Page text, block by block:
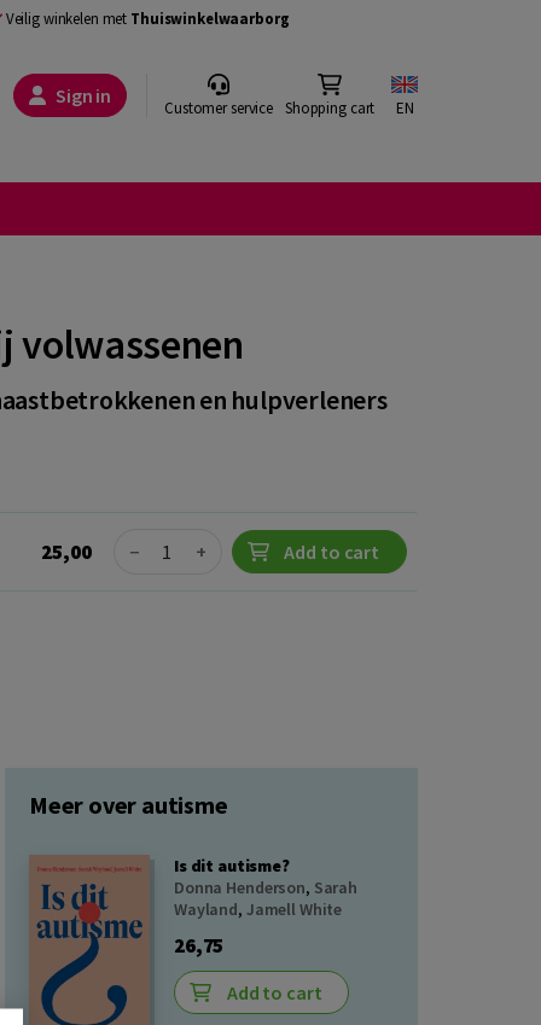
Veilig winkelen met Thuiswinkelwaarborg
Sign in Customer service Shopping cart EN
volwassenen
en hulpverleners
25,00 Quantity
− + Add to cart
Meer over autisme
Is dit autisme?
Donna Henderson, Sarah
Wayland, Jamell White
26,75
Add to cart